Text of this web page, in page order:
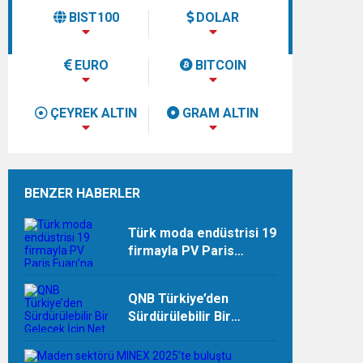
BIST100 DOLAR
EURO BITCOIN
ÇEYREK ALTIN GRAM ALTIN
BENZER HABERLER
Türk moda endüstrisi 19
firmayla PV Paris
QNB Türkiye’den
Sürdürülebilir Bir
Sözü